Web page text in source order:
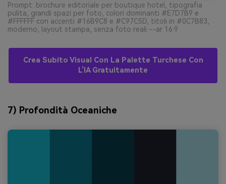
Prompt: brochure editoriale per boutique hotel, tipografia
pulita, grandi spazi per foto, colori dominanti #E7D7B9 e
#FFFFFF con accenti #16B9C8 e #C97C5D, titoli in #0C7B83,
moderno, layout stampa, senza foto reali --ar 16:9
Crea Subito Visual Con La Palette Turchese Con
L’IA Gratuitamente
7) Profondità Oceaniche